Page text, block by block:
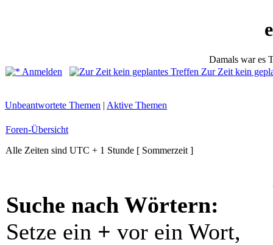
Damals war es
Anmelden
Zur Zeit kein
Unbeantwortete Themen | Aktive Themen
Foren-Übersicht
Alle Zeiten sind UTC + 1 Stunde [ Sommerzeit ]
Suche nach Wörtern:
Setze ein + vor ein Wort,